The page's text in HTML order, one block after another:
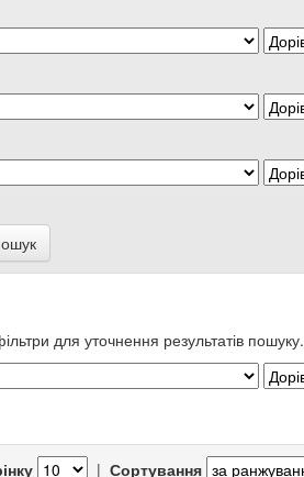
для уточнення результатів пошуку.
| Сортування